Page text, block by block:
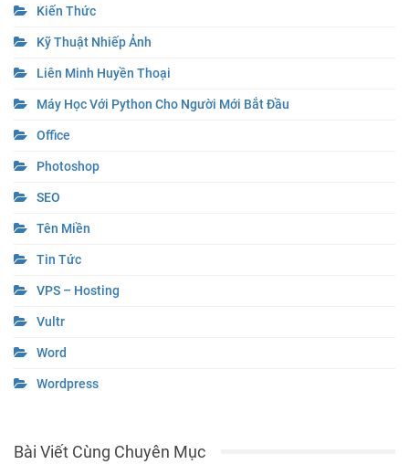
Kiến Thức
Kỹ Thuật Nhiếp Ảnh
Liên Minh Huyền Thoại
Máy Học Với Python Cho Người Mới Bắt Đầu
Office
Photoshop
SEO
Tên Miền
Tin Tức
VPS – Hosting
Vultr
Word
Wordpress
Bài Viết Cùng Chuyên Mục